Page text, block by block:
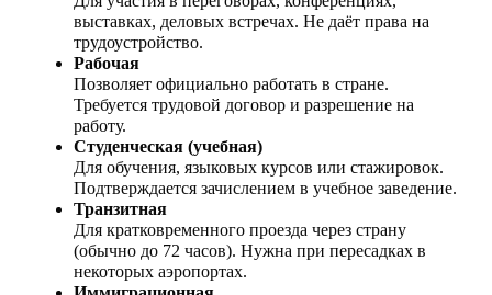
выставках, деловых встречах. Не даёт права на
трудоустройство.
Рабочая
Позволяет официально работать в стране.
Требуется трудовой договор и разрешение на
работу.
Студенческая (учебная)
Для обучения, языковых курсов или стажировок.
Подтверждается зачислением в учебное заведение.
Транзитная
Для кратковременного проезда через страну
(обычно до 72 часов). Нужна при пересадках в
некоторых аэропортах.